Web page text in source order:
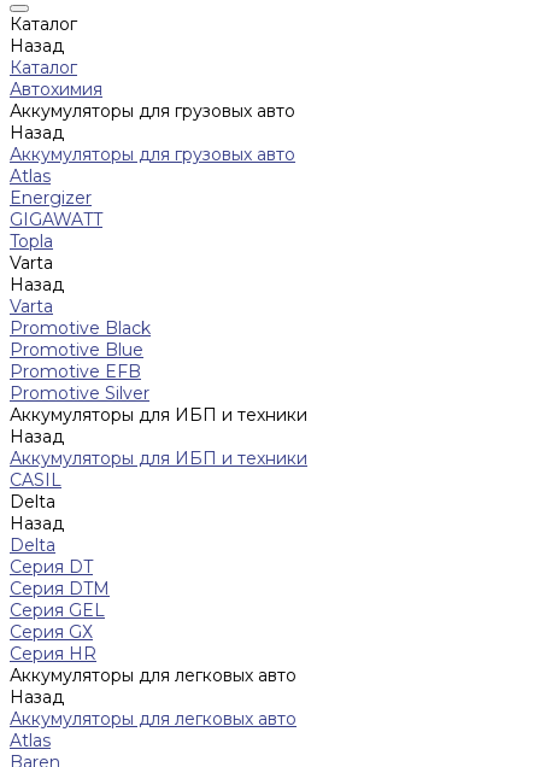
Каталог
Назад
Каталог
Автохимия
Аккумуляторы для грузовых авто
Назад
Аккумуляторы для грузовых авто
Atlas
Energizer
GIGAWATT
Topla
Varta
Назад
Varta
Promotive Black
Promotive Blue
Promotive EFB
Promotive Silver
Аккумуляторы для ИБП и техники
Назад
Аккумуляторы для ИБП и техники
CASIL
Delta
Назад
Delta
Серия DT
Серия DTM
Серия GEL
Серия GХ
Серия HR
Аккумуляторы для легковых авто
Назад
Аккумуляторы для легковых авто
Atlas
Baren